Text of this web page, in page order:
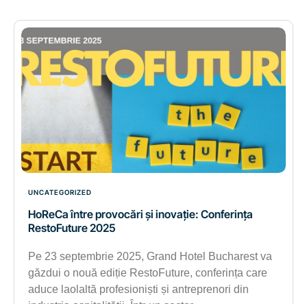
UNCATEGORIZED
HoReCa între provocări și inovație: Conferința
RestoFuture 2025
Pe 23 septembrie 2025, Grand Hotel Bucharest va
găzdui o nouă ediție RestoFuture, conferința care
aduce laolaltă profesioniști și antreprenori din